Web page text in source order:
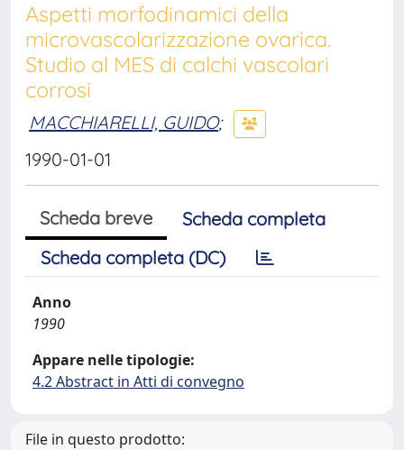
Aspetti morfodinamici della
microvascolarizzazione ovarica.
Studio al MES di calchi vascolari
corrosi
MACCHIARELLI, GUIDO;
1990-01-01
Scheda breve
Scheda completa
Scheda completa (DC)
Anno
1990
Appare nelle tipologie:
4.2 Abstract in Atti di convegno
File in questo prodotto: